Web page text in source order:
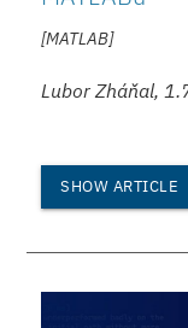
[MATLAB]
Lubor Zháňal,
SHOW ARTICLE